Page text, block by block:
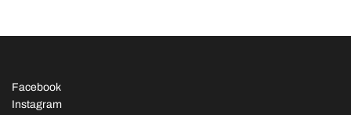
Facebook
Instagram